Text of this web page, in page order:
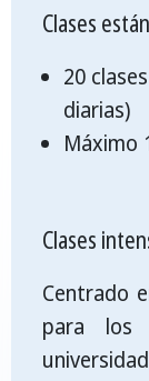
Clases
20
diarias)
Máximo
Clases
Centrado
para los